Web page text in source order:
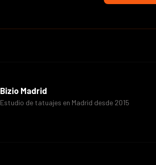
Bizio Madrid
Estudio de tatuajes en Madrid desde 2015